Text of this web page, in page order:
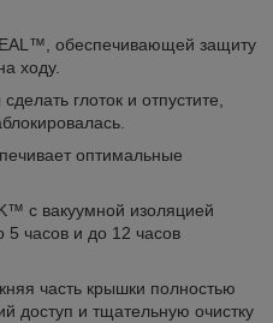
обеспечивающей защиту
ходу.
глоток и отпустите,
оптимальные
с вакуумной изоляцией
5 часов и до 12 часов
часть крышки полностью
доступ и тщательную очистку